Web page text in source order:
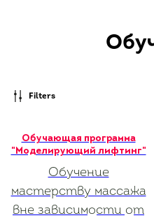
Filters
Обучающая программа
"Моделирующий лифтинг"
Обучение
мастерству массажа
вне зависимости от